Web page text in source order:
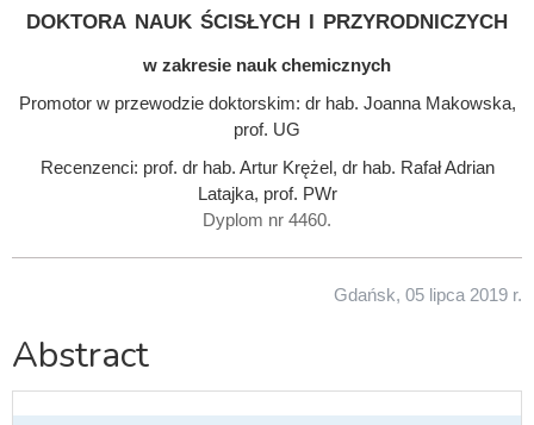
doktora nauk ścisłych i przyrodniczych
w zakresie nauk chemicznych
Promotor w przewodzie doktorskim: dr hab. Joanna Makowska,
prof. UG
Recenzenci: prof. dr hab. Artur Krężel, dr hab. Rafał Adrian
Latajka, prof. PWr
Dyplom nr 4460.
Gdańsk, 05 lipca 2019 r.
Abstract